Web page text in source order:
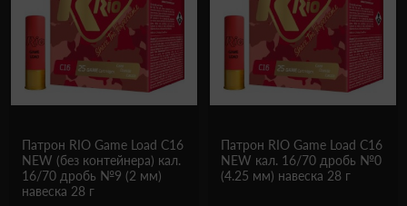
Патрон RIO Game Load C16
NEW (без контейнера) кал.
16/70 дробь №9 (2 мм)
навеска 28 г
Патрон RIO Game Load C16
NEW кал. 16/70 дробь №0
(4.25 мм) навеска 28 г